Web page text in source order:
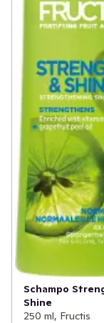
Schampo
Shine
250 ml, Fructis